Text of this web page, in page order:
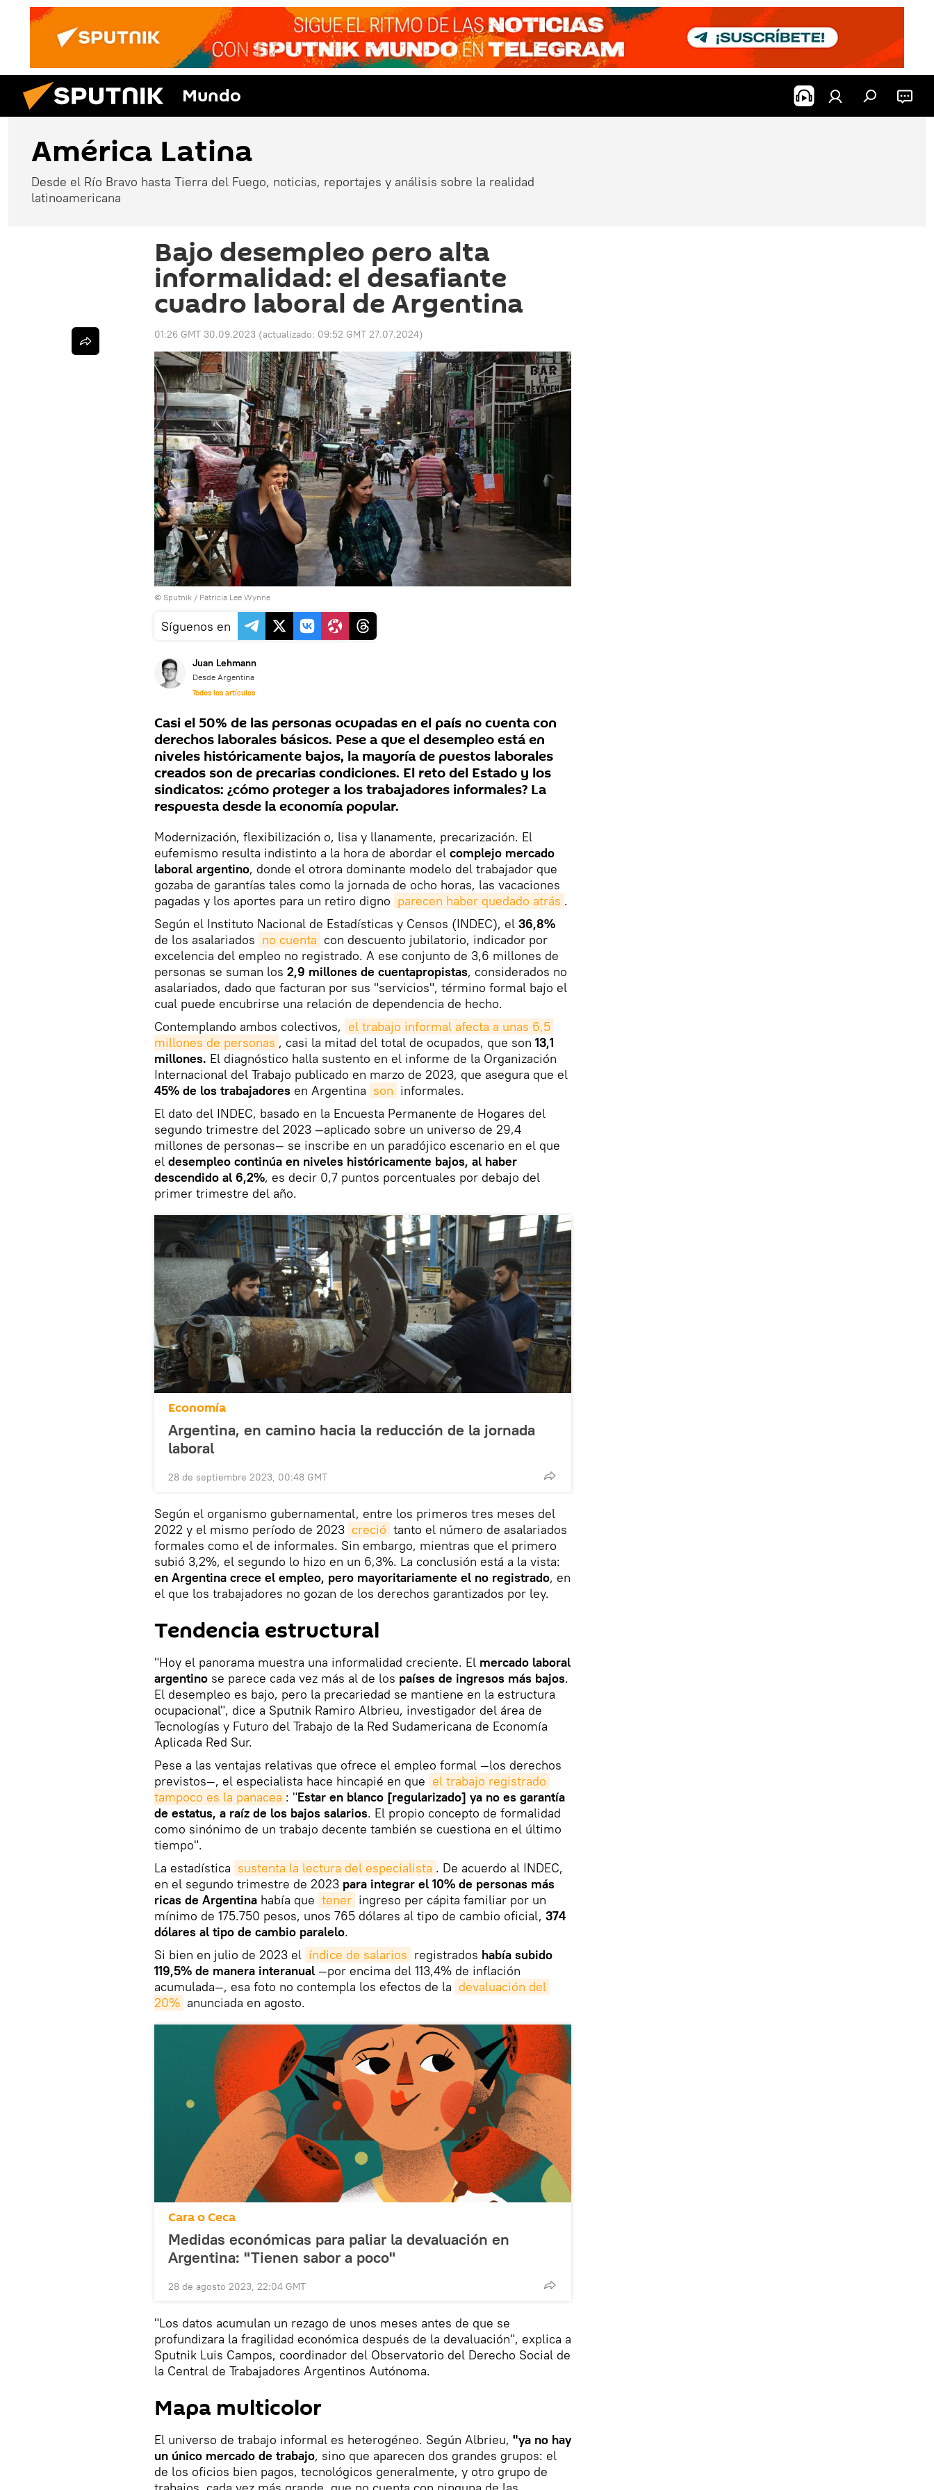
Mundo
América Latina
Desde el Río Bravo hasta Tierra del Fuego, noticias, reportajes y análisis sobre la realidad
latinoamericana
Bajo desempleo pero alta
informalidad: el desafiante
cuadro laboral de Argentina
01:26 GMT 30.09.2023 (actualizado: 09:52 GMT 27.07.2024)
© Sputnik / Patricia Lee Wynne
Síguenos en
Juan Lehmann
Desde Argentina
Todos los artículos
Casi el 50% de las personas ocupadas en el país no cuenta con
derechos laborales básicos. Pese a que el desempleo está en
niveles históricamente bajos, la mayoría de puestos laborales
creados son de precarias condiciones. El reto del Estado y los
sindicatos: ¿cómo proteger a los trabajadores informales? La
respuesta desde la economía popular.
Modernización, flexibilización o, lisa y llanamente, precarización. El
eufemismo resulta indistinto a la hora de abordar el complejo mercado
laboral argentino, donde el otrora dominante modelo del trabajador que
gozaba de garantías tales como la jornada de ocho horas, las vacaciones
pagadas y los aportes para un retiro digno parecen haber quedado atrás .
Según el Instituto Nacional de Estadísticas y Censos (INDEC), el 36,8%
de los asalariados no cuenta con descuento jubilatorio, indicador por
excelencia del empleo no registrado. A ese conjunto de 3,6 millones de
personas se suman los 2,9 millones de cuentapropistas, considerados no
asalariados, dado que facturan por sus "servicios", término formal bajo el
cual puede encubrirse una relación de dependencia de hecho.
Contemplando ambos colectivos, el trabajo informal afecta a unas 6,5
millones de personas , casi la mitad del total de ocupados, que son 13,1
millones. El diagnóstico halla sustento en el informe de la Organización
Internacional del Trabajo publicado en marzo de 2023, que asegura que el
45% de los trabajadores en Argentina son informales.
El dato del INDEC, basado en la Encuesta Permanente de Hogares del
segundo trimestre del 2023 —aplicado sobre un universo de 29,4
millones de personas— se inscribe en un paradójico escenario en el que
el desempleo continúa en niveles históricamente bajos, al haber
descendido al 6,2%, es decir 0,7 puntos porcentuales por debajo del
primer trimestre del año.
Economía
Argentina, en camino hacia la reducción de la jornada
laboral
28 de septiembre 2023, 00:48 GMT
Según el organismo gubernamental, entre los primeros tres meses del
2022 y el mismo período de 2023 creció tanto el número de asalariados
formales como el de informales. Sin embargo, mientras que el primero
subió 3,2%, el segundo lo hizo en un 6,3%. La conclusión está a la vista:
en Argentina crece el empleo, pero mayoritariamente el no registrado, en
el que los trabajadores no gozan de los derechos garantizados por ley.
Tendencia estructural
"Hoy el panorama muestra una informalidad creciente. El mercado laboral
argentino se parece cada vez más al de los países de ingresos más bajos.
El desempleo es bajo, pero la precariedad se mantiene en la estructura
ocupacional", dice a Sputnik Ramiro Albrieu, investigador del área de
Tecnologías y Futuro del Trabajo de la Red Sudamericana de Economía
Aplicada Red Sur.
Pese a las ventajas relativas que ofrece el empleo formal —los derechos
previstos—, el especialista hace hincapié en que el trabajo registrado
tampoco es la panacea : "Estar en blanco [regularizado] ya no es garantía
de estatus, a raíz de los bajos salarios. El propio concepto de formalidad
como sinónimo de un trabajo decente también se cuestiona en el último
tiempo".
La estadística sustenta la lectura del especialista . De acuerdo al INDEC,
en el segundo trimestre de 2023 para integrar el 10% de personas más
ricas de Argentina había que tener ingreso per cápita familiar por un
mínimo de 175.750 pesos, unos 765 dólares al tipo de cambio oficial, 374
dólares al tipo de cambio paralelo.
Si bien en julio de 2023 el índice de salarios registrados había subido
119,5% de manera interanual —por encima del 113,4% de inflación
acumulada—, esa foto no contempla los efectos de la devaluación del
20% anunciada en agosto.
Cara o Ceca
Medidas económicas para paliar la devaluación en
Argentina: "Tienen sabor a poco"
28 de agosto 2023, 22:04 GMT
"Los datos acumulan un rezago de unos meses antes de que se
profundizara la fragilidad económica después de la devaluación", explica a
Sputnik Luis Campos, coordinador del Observatorio del Derecho Social de
la Central de Trabajadores Argentinos Autónoma.
Mapa multicolor
El universo de trabajo informal es heterogéneo. Según Albrieu, "ya no hay
un único mercado de trabajo, sino que aparecen dos grandes grupos: el
de los oficios bien pagos, tecnológicos generalmente, y otro grupo de